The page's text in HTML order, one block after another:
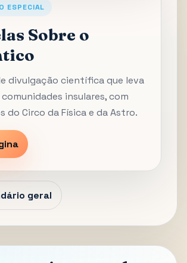
ESPECIAL
Sobre o
divulgação científica que leva
comunidades insulares, com
do Circo da Física e da Astro.
geral